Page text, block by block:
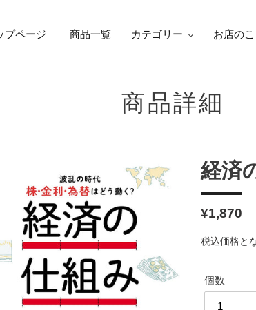
プページ 商品一覧 カテゴリー お店のこ
商品詳細
経済
通
¥1,870
税込価格と
個数